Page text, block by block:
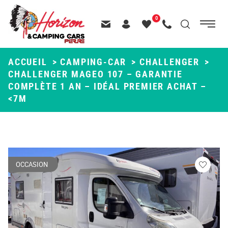
Passer
contenu
Menu
principal
Menu
Recherche
0
ACCUEIL > CAMPING-CAR > CHALLENGER >
CHALLENGER MAGEO 107 – GARANTIE
COMPLÈTE 1 AN – IDÉAL PREMIER ACHAT –
<7M
OCCASION
Veuillez
vous